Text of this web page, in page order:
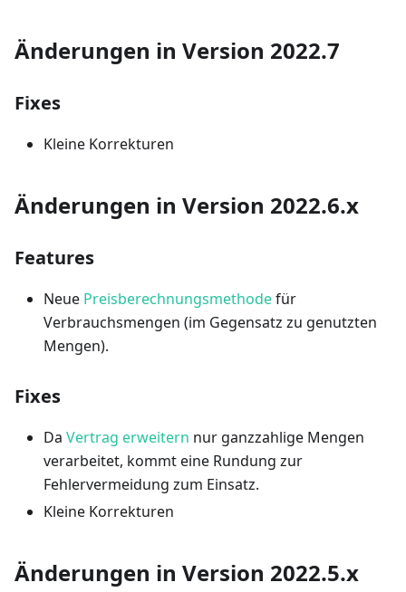
Änderungen in Version 2022.7
Fixes
Kleine Korrekturen
Änderungen in Version 2022.6.x
Features
Neue Preisberechnungsmethodefür
Verbrauchsmengen (im Gegensatz zu genutzten
Mengen).
Fixes
Da Vertrag erweitern nur ganzzahlige Mengen
verarbeitet, kommt eine Rundung zur
Fehlervermeidung zum Einsatz.
Kleine Korrekturen
Änderungen in Version 2022.5.x